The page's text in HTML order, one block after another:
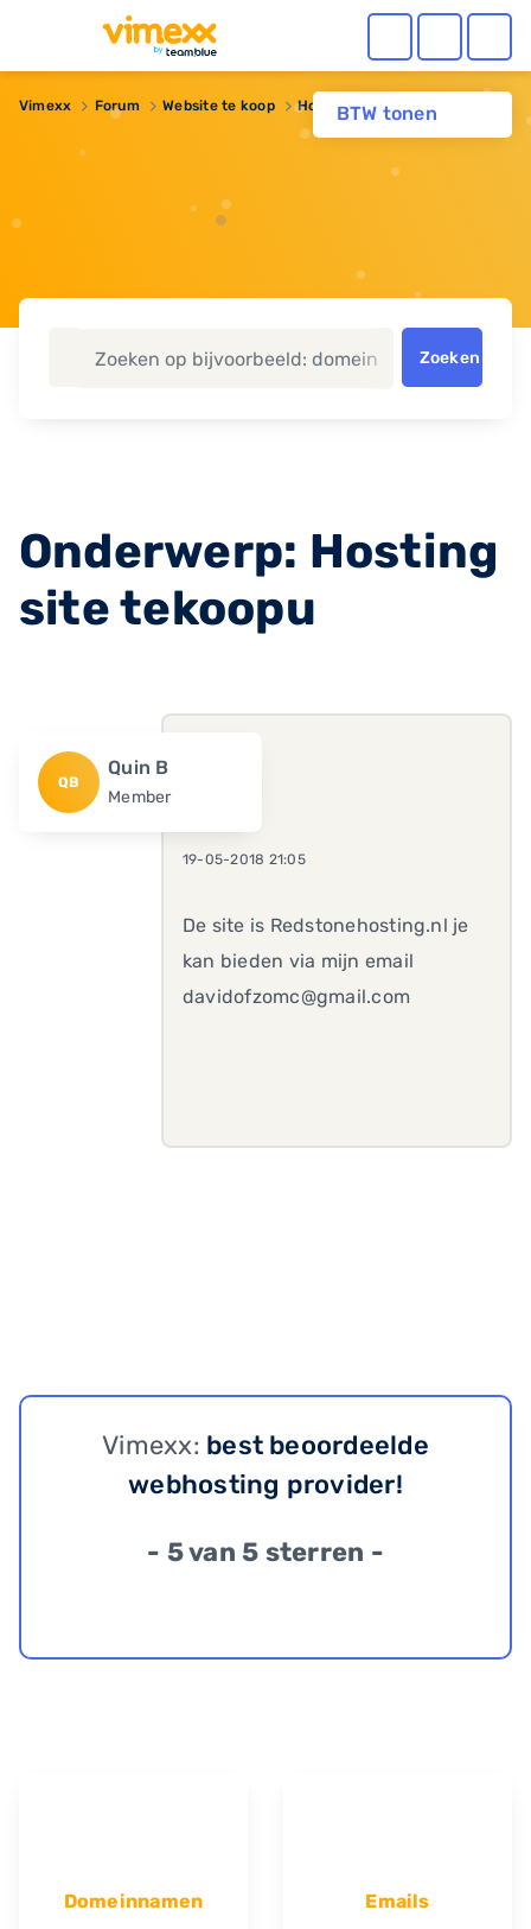
BTW tonen
Vimexx Forum Website te koop Hosting site tekoopu
Zoeken
Onderwerp: Hosting
site tekoopu
QB
Quin B
Member
19-05-2018 21:05
De site is Redstonehosting.nl je
kan bieden via mijn email
davidofzomc@gmail.com
Vimexx: best beoordeelde
webhosting provider!
- 5 van 5 sterren -
Domeinnamen Emails